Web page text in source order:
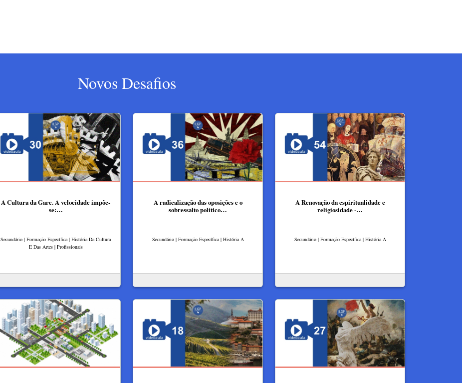
Novos Desafios
A Cultura da Gare. A velocidade impõe-
se:…
Secundário | Formação Específica | História Da Cultura
E Das Artes | Profissionais
A radicalização das oposições e o
sobressalto político…
Secundário | Formação Específica | História A
A Renovação da espiritualidade e
religiosidade -…
Secundário | Formação Específica | História A